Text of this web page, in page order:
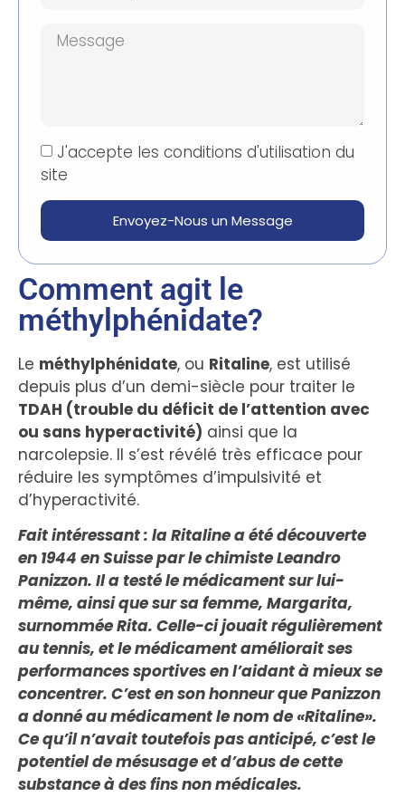
J'accepte les conditions d'utilisation du
site
Envoyez-Nous un Message
Comment agit le
méthylphénidate?
Le méthylphénidate, ou Ritaline, est utilisé
depuis plus d’un demi-siècle pour traiter le
TDAH (trouble du déficit de l’attention avec
ou sans hyperactivité) ainsi que la
narcolepsie. Il s’est révélé très efficace pour
réduire les symptômes d’impulsivité et
d’hyperactivité.
Fait intéressant : la Ritaline a été découverte
en 1944 en Suisse par le chimiste Leandro
Panizzon. Il a testé le médicament sur lui-
même, ainsi que sur sa femme, Margarita,
surnommée Rita. Celle-ci jouait régulièrement
au tennis, et le médicament améliorait ses
performances sportives en l’aidant à mieux se
concentrer. C’est en son honneur que Panizzon
a donné au médicament le nom de «Ritaline».
Ce qu’il n’avait toutefois pas anticipé, c’est le
potentiel de mésusage et d’abus de cette
substance à des fins non médicales.